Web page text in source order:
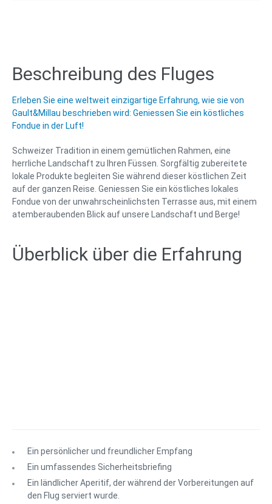
Beschreibung des Fluges
Erleben Sie eine weltweit einzigartige Erfahrung, wie sie von
Gault&Millau beschrieben wird: Geniessen Sie ein köstliches
Fondue in der Luft!
Schweizer Tradition in einem gemütlichen Rahmen, eine
herrliche Landschaft zu Ihren Füssen. Sorgfältig zubereitete
lokale Produkte begleiten Sie während dieser köstlichen Zeit
auf der ganzen Reise. Geniessen Sie ein köstliches lokales
Fondue von der unwahrscheinlichsten Terrasse aus, mit einem
atemberaubenden Blick auf unsere Landschaft und Berge!
Überblick über die Erfahrung
Ein persönlicher und freundlicher Empfang
Ein umfassendes Sicherheitsbriefing
Ein ländlicher Aperitif, der während der Vorbereitungen auf
den Flug serviert wurde.